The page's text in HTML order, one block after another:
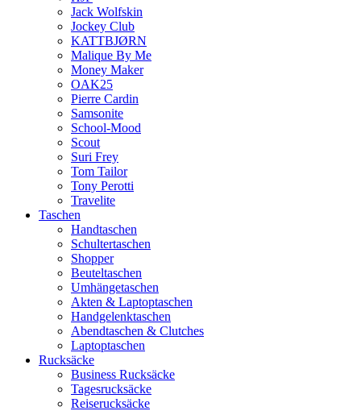
Jack Wolfskin
Jockey Club
KATTBJØRN
Malique By Me
Money Maker
OAK25
Pierre Cardin
Samsonite
School-Mood
Scout
Suri Frey
Tom Tailor
Tony Perotti
Travelite
Taschen
Handtaschen
Schultertaschen
Shopper
Beuteltaschen
Umhängetaschen
Akten & Laptoptaschen
Handgelenktaschen
Abendtaschen & Clutches
Laptoptaschen
Rucksäcke
Business Rucksäcke
Tagesrucksäcke
Reiserucksäcke